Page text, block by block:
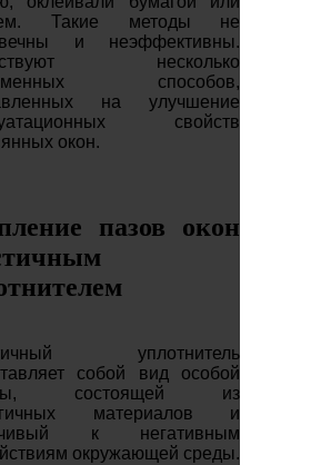
Такие методы не
и неэффективны.
несколько
способов,
на улучшение
свойств
окон.
пазов окон
уплотнитель
собой вид особой
состоящей из
материалов и
к негативным
окружающей среды.